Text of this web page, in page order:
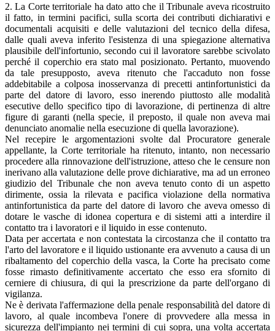
2. La Corte territoriale ha dato atto che il Tribunale aveva ricostruito
il fatto, in termini pacifici, sulla scorta dei contributi dichiarativi e
documentali acquisiti e delle valutazioni del tecnico della difesa,
dalle quali aveva inferito l'esistenza di una spiegazione alternativa
plausibile dell'infortunio, secondo cui il lavoratore sarebbe scivolato
perché il coperchio era stato mal posizionato. Pertanto, muovendo
da tale presupposto, aveva ritenuto che l'accaduto non fosse
addebitabile a colposa inosservanza di precetti antinfortunistici da
parte del datore di lavoro, esso inerendo piuttosto alle modalità
esecutive dello specifico tipo di lavorazione, di pertinenza di altre
figure di garanti (nella specie, il preposto, il quale non aveva mai
denunciato anomalie nella esecuzione di quella lavorazione).
Nel recepire le argomentazioni svolte dal Procuratore generale
appellante, la Corte territoriale ha ritenuto, intanto, non necessario
procedere alla rinnovazione dell'istruzione, atteso che le censure non
inerivano alla valutazione delle prove dichiarative, ma ad un erroneo
giudizio del Tribunale che non aveva tenuto conto di un aspetto
dirimente, ossia la rilevata e pacifica violazione della normativa
antinfortunistica da parte del datore di lavoro che aveva omesso di
dotare le vasche di idonea copertura e di sistemi atti a interdire il
contatto tra i lavoratori e il liquido in esse contenuto.
Data per accertata e non contestata la circostanza che il contatto tra
l'arto del lavoratore e il liquido ustionante era avvenuto a causa di un
ribaltamento del coperchio della vasca, la Corte ha precisato come
fosse rimasto definitivamente accertato che esso era sfornito di
cerniere di chiusura, di qui la prescrizione da parte dell'organo di
vigilanza.
Ne è derivata l'affermazione della penale responsabilità del datore di
lavoro, al quale incombeva l'onere di provvedere alla messa in
sicurezza dell'impianto nei termini di cui sopra, una volta accertata